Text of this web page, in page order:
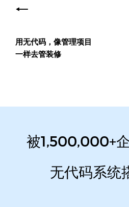
章
导
航用无代码，像管理项目
一样去管装修
被1,500,000+
无代码系统